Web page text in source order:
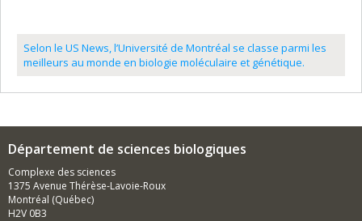
Selon le US News, l’Université de Montréal se classe parmi les
meilleurs au monde en biologie moléculaire et génétique.
Département de sciences biologiques
Complexe des sciences
1375 Avenue Thérèse-Lavoie-Roux
Montréal (Québec)
H2V 0B3